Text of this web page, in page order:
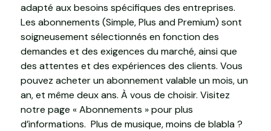
adapté aux besoins spécifiques des entreprises.
Les abonnements (Simple, Plus and Premium) sont
soigneusement sélectionnés en fonction des
demandes et des exigences du marché, ainsi que
des attentes et des expériences des clients. Vous
pouvez acheter un abonnement valable un mois, un
an, et même deux ans. À vous de choisir. Visitez
notre page « Abonnements » pour plus
d’informations. Plus de musique, moins de blabla ?